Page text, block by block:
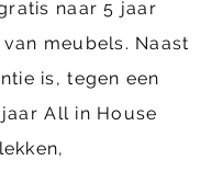
naar 5 jaar
meubels. Naast
is, tegen een
All in House